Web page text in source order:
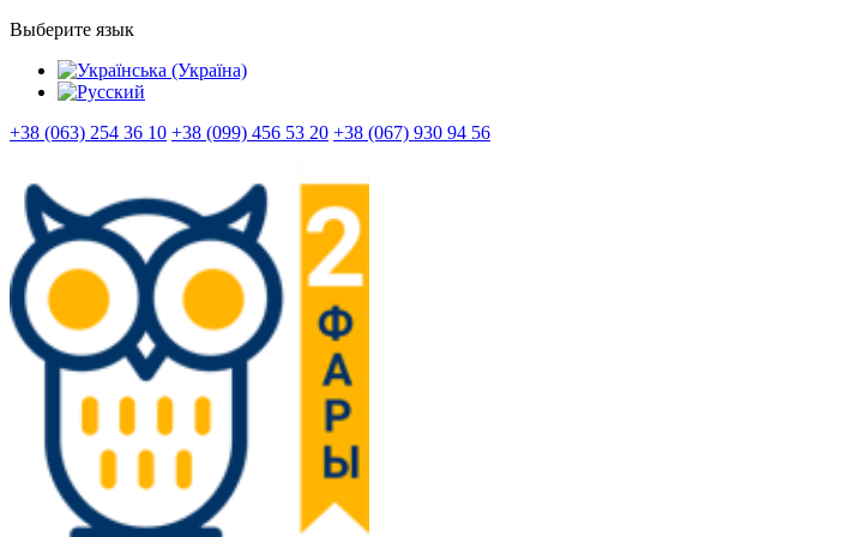
Выберите язык
+38 (063) 254 36 10 +38 (099) 456 53 20 +38 (067) 930 94 56